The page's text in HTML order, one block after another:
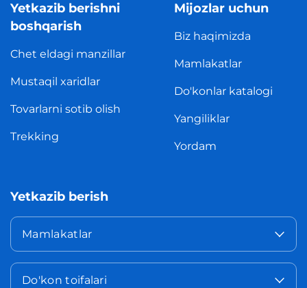
Yetkazib berishni
boshqarish
Chet eldagi manzillar
Mustaqil xaridlar
Tovarlarni sotib olish
Trekking
Mijozlar uchun
Biz haqimizda
Mamlakatlar
Do'konlar katalogi
Yangiliklar
Yordam
Yetkazib berish
Mamlakatlar
Do'kon toifalari